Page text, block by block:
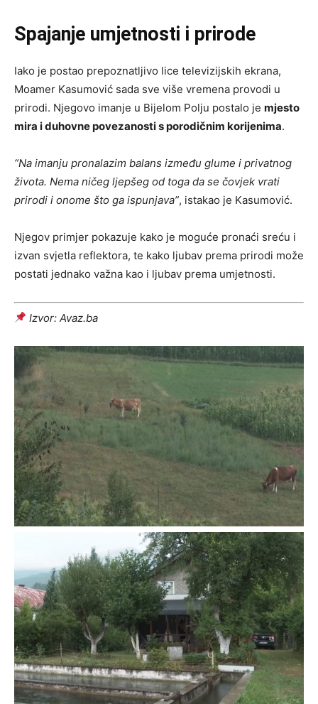
Spajanje umjetnosti i prirode
Iako je postao prepoznatljivo lice televizijskih ekrana,
Moamer Kasumović sada sve više vremena provodi u
prirodi. Njegovo imanje u Bijelom Polju postalo je mjesto
mira i duhovne povezanosti s porodičnim korijenima.
“Na imanju pronalazim balans između glume i privatnog
života. Nema ničeg ljepšeg od toga da se čovjek vrati
prirodi i onome što ga ispunjava”, istakao je Kasumović.
Njegov primjer pokazuje kako je moguće pronaći sreću i
izvan svjetla reflektora, te kako ljubav prema prirodi može
postati jednako važna kao i ljubav prema umjetnosti.
Izvor: Avaz.ba